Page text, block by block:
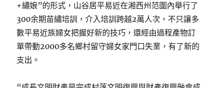
+繡娘”的形式，山谷居平易近在湘西州范圍內舉行了
300余期苗繡培訓，介入培訓跨越2萬人次，不只讓多
數平易近族婦女把握好新的技巧，還經由過程產物訂
單帶動2000多名鄉村留守婦女家門口失業，有了新的
支出。